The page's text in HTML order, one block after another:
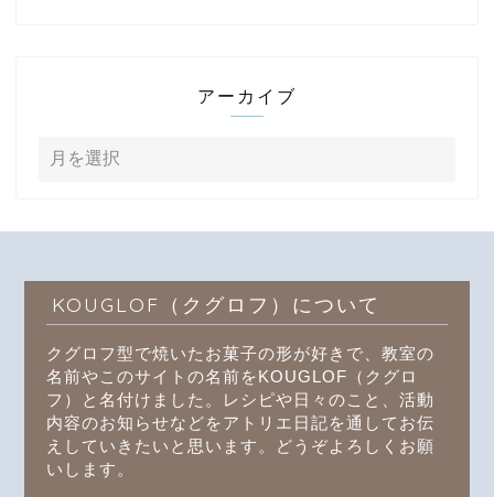
アーカイブ
KOUGLOF（クグロフ）について
クグロフ型で焼いたお菓子の形が好きで、教室の
名前やこのサイトの名前をKOUGLOF（クグロ
フ）と名付けました。レシピや日々のこと、活動
内容のお知らせなどをアトリエ日記を通してお伝
えしていきたいと思います。どうぞよろしくお願
いします。